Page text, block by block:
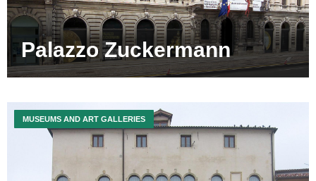
Palazzo Zuckermann
MUSEUMS AND ART GALLERIES